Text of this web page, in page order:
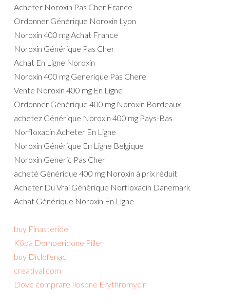
Acheter Noroxin Pas Cher France
Ordonner Générique Noroxin Lyon
Noroxin 400 mg Achat France
Noroxin Générique Pas Cher
Achat En Ligne Noroxin
Noroxin 400 mg Generique Pas Chere
Vente Noroxin 400 mg En Ligne
Ordonner Générique 400 mg Noroxin Bordeaux
achetez Générique Noroxin 400 mg Pays-Bas
Norfloxacin Acheter En Ligne
Noroxin Générique En Ligne Belgique
Noroxin Generic Pas Cher
acheté Générique 400 mg Noroxin à prix réduit
Acheter Du Vrai Générique Norfloxacin Danemark
Achat Générique Noroxin En Ligne
buy Finasteride
Köpa Domperidone Piller
buy Diclofenac
creatival.com
Dove comprare Ilosone Erythromycin